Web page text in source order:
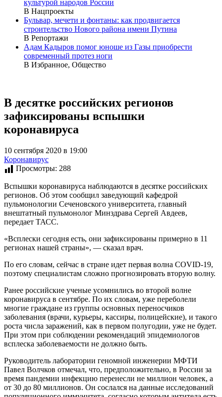
культурой народов России
В Нацпроекты
Бульвар, мечети и фонтаны: как продвигается
строительство Нового района имени Путина
В Репортажи
Адам Кадыров помог юноше из Газы приобрести
современный протез ноги
В Избранное, Общество
В десятке российских регионов
зафиксированы вспышки
коронавируса
10 сентября 2020 в 19:00
Коронавирус
Просмотры: 288
Вспышки коронавируса наблюдаются в десятке российских
регионов. Об этом сообщил заведующий кафедрой
пульмонологии Сеченовского университета, главный
внештатный пульмонолог Минздрава Сергей Авдеев,
передает ТАСС.
«Всплески сегодня есть, они зафиксированы примерно в 11
регионах нашей страны», — сказал врач.
По его словам, сейчас в стране идет первая волна COVID-19,
поэтому специалистам сложно прогнозировать вторую волну.
Ранее российские ученые усомнились во второй волне
коронавируса в сентябре. По их словам, уже переболели
многие граждане из группы основных переносчиков
заболевания (врачи, курьеры, кассиры, полицейские), и такого
роста числа заражений, как в первом полугодии, уже не будет.
При этом при соблюдении рекомендаций эпидемиологов
всплеска заболеваемости не должно быть.
Руководитель лаборатории геномной инженерии МФТИ
Павел Волчков отмечал, что, предположительно, в России за
время пандемии инфекцию перенесли не миллион человек, а
от 30 до 80 миллионов. Он сослался на данные исследований